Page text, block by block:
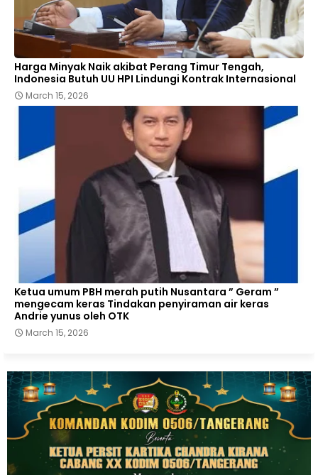
Harga Minyak Naik akibat Perang Timur Tengah,
Indonesia Butuh UU HPI Lindungi Kontrak Internasional
March 15, 2026
Ketua umum PBH merah putih Nusantara ” Geram ”
mengecam keras Tindakan penyiraman air keras
Andrie yunus oleh OTK
March 15, 2026